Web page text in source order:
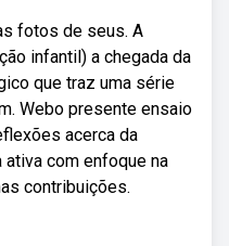
fotos de seus. A
infantil) a chegada da
que traz uma série
Webo presente ensaio
acerca da
com enfoque na
contribuições.